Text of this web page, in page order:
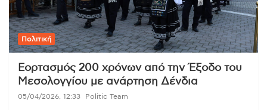
Πολιτική
Εορτασμός 200 χρόνων από την Έξοδο του
Μεσολογγίου με ανάρτηση Δένδια
05/04/2026, 12:33 Politic Team